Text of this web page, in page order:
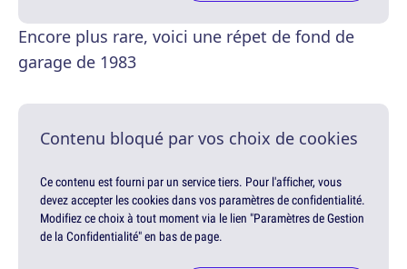
Encore plus rare, voici une répet de fond de
garage de 1983
Contenu bloqué par vos choix de cookies
Ce contenu est fourni par un service tiers. Pour l'afficher, vous
devez accepter les cookies dans vos paramètres de confidentialité.
Modifiez ce choix à tout moment via le lien "Paramètres de Gestion
de la Confidentialité" en bas de page.